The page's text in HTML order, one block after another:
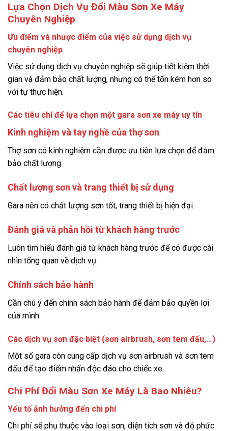
Lựa Chọn Dịch Vụ Đổi Màu Sơn Xe Máy
Chuyên Nghiệp
Ưu điểm và nhược điểm của việc sử dụng dịch vụ
chuyên nghiệp
Việc sử dụng dịch vụ chuyên nghiệp sẽ giúp tiết kiệm thời
gian và đảm bảo chất lượng, nhưng có thể tốn kém hơn so
với tự thực hiện.
Các tiêu chí để lựa chọn một gara sơn xe máy uy tín
Kinh nghiệm và tay nghề của thợ sơn
Thợ sơn có kinh nghiệm cần được ưu tiên lựa chọn để đảm
bảo chất lượng.
Chất lượng sơn và trang thiết bị sử dụng
Gara nên có chất lượng sơn tốt, trang thiết bị hiện đại.
Đánh giá và phản hồi từ khách hàng trước
Luôn tìm hiểu đánh giá từ khách hàng trước để có được cái
nhìn tổng quan về dịch vụ.
Chính sách bảo hành
Cần chú ý đến chính sách bảo hành để đảm bảo quyền lợi
của mình.
Các dịch vụ sơn đặc biệt (sơn airbrush, sơn tem đấu,…)
Một số gara còn cung cấp dịch vụ sơn airbrush và sơn tem
đấu để tạo điểm nhấn độc đáo cho chiếc xe.
Chi Phí Đổi Màu Sơn Xe Máy Là Bao Nhiêu?
Yếu tố ảnh hưởng đến chi phí
Chi phí sẽ phụ thuộc vào loại sơn, diện tích sơn và độ phức